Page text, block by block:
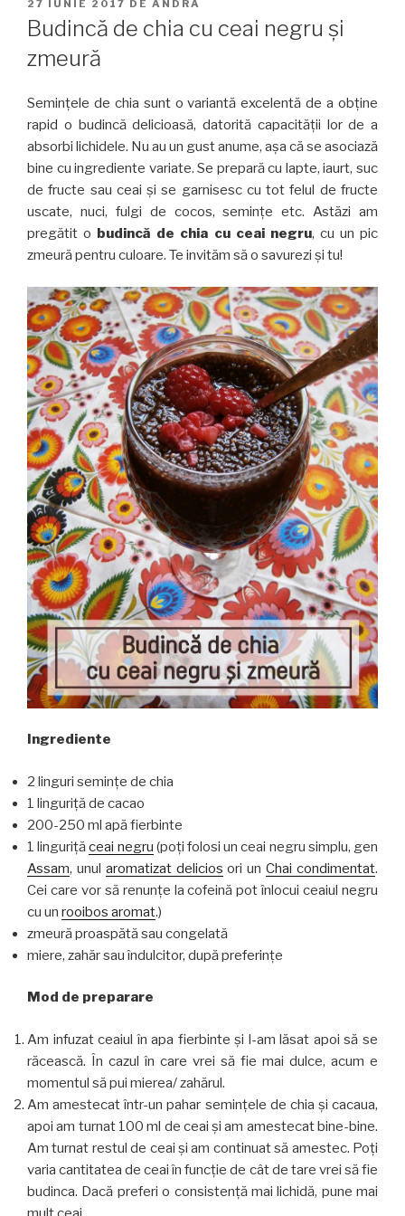
PE
27 IUNIE 2017 DE ANDRA
Budincă de chia cu ceai negru și
zmeură
Semințele de chia sunt o variantă excelentă de a obține
rapid o budincă delicioasă, datorită capacității lor de a
absorbi lichidele. Nu au un gust anume, așa că se asociază
bine cu ingrediente variate. Se prepară cu lapte, iaurt, suc
de fructe sau ceai și se garnisesc cu tot felul de fructe
uscate, nuci, fulgi de cocos, semințe etc. Astăzi am
pregătit o budincă de chia cu ceai negru, cu un pic
zmeură pentru culoare. Te invităm să o savurezi și tu!
Ingrediente
2 linguri semințe de chia
1 linguriță de cacao
200-250 ml apă fierbinte
1 lingurițăceai negru (poți folosi un ceai negru simplu, gen
Assam, unul aromatizat delicios ori unChai condimentat.
Cei care vor să renunțe la cofeină pot înlocui ceaiul negru
cu un rooibos aromat.)
zmeură proaspătă sau congelată
miere, zahăr sau îndulcitor, după preferințe
Mod de preparare
Am infuzat ceaiul în apa fierbinte și l-am lăsat apoi să se
răcească. În cazul în care vrei să fie mai dulce, acum e
momentul să pui mierea/ zahărul.
Am amestecat într-un pahar semințele de chia și cacaua,
apoi am turnat 100 ml de ceai și am amestecat bine-bine.
Am turnat restul de ceai și am continuat să amestec. Poți
varia cantitatea de ceai în funcție de cât de tare vrei să fie
budinca. Dacă preferi o consistență mai lichidă, pune mai